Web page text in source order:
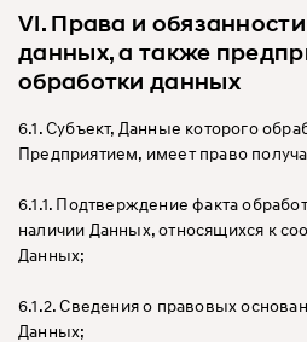
VI. Права и
данных, а также
обработки данных
6.1. Субъект, Данные которого
Предприятием, имеет право
6.1.1. Подтверждение факта
наличии Данных, относящихся к
Данных;
6.1.2. Сведения о правовых
Данных;